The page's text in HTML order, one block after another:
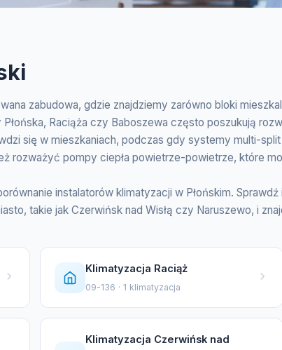
zabudowa, gdzie znajdziemy zarówno bloki
Raciąża czy Baboszewa często poszukują
się w mieszkaniach, podczas gdy systemy multi-
rozważyć pompy ciepła powietrze-powietrze, które
instalatorów klimatyzacji w Płońskim.
takie jak Czerwińsk nad Wisłą czy Naruszewo, i
Klimatyzacja Raciąż
09-136 · 1 klimatyzacja
Klimatyzacja Czerwińsk nad